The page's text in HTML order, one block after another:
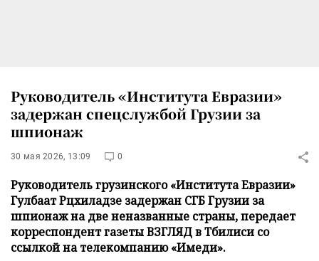
Руководитель «Института Евразии»
задержан спецслужбой Грузии за
шпионаж
30 мая 2026, 13:09 0
Руководитель грузинского «Института Евразии»
Гулбаат Рцхиладзе задержан СГБ Грузии за
шпионаж на две неназванные страны, передает
корреспондент газеты ВЗГЛЯД в Тбилиси со
ссылкой на телекомпанию «Имеди».